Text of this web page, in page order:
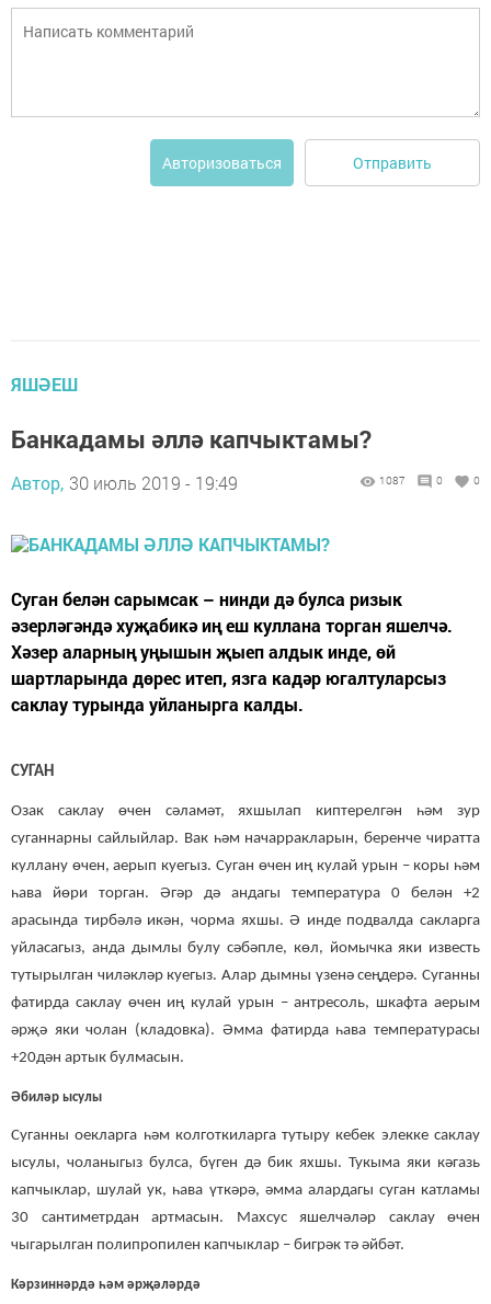
Авторизоваться Отправить
ЯШӘЕШ
Банкадамы әллә капчыктамы?
Автор, 30 июль 2019 - 19:49 1087 0 0
Суган белән сарымсак – нинди дә булса ризык
әзерләгәндә хуҗабикә иң еш куллана торган яшелчә.
Хәзер аларның уңышын җыеп алдык инде, өй
шартларында дөрес итеп, язга кадәр югалтуларсыз
саклау турында уйланырга калды.
СУГАН
Озак саклау өчен сәламәт, яхшылап киптерелгән һәм зур
суганнарны сайлыйлар. Вак һәм начарракларын, беренче чиратта
куллану өчен, аерып куегыз. Суган өчен иң кулай урын – коры һәм
һава йөри торган. Әгәр дә андагы температура 0 белән +2
арасында тирбәлә икән, чорма яхшы. Ә инде подвалда сакларга
уйласагыз, анда дымлы булу сәбәпле, көл, йомычка яки известь
тутырылган чиләкләр куегыз. Алар дымны үзенә сеңдерә. Суганны
фатирда саклау өчен иң кулай урын – антресоль, шкафта аерым
әрҗә яки чолан (кладовка). Әмма фатирда һава температурасы
+20дән артык булмасын.
Әбиләр ысулы
Суганны оекларга һәм колготкиларга тутыру кебек элекке саклау
ысулы, чоланыгыз булса, бүген дә бик яхшы. Тукыма яки кәгазь
капчыклар, шулай ук, һава үткәрә, әмма алардагы суган катламы
30 сантиметрдан артмасын. Махсус яшелчәләр саклау өчен
чыгарылган полипропилен капчыклар – бигрәк тә әйбәт.
Кәрзиннәрдә һәм әрҗәләрдә